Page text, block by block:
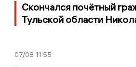
Скончался почётный
Тульской области
07/08 11:55